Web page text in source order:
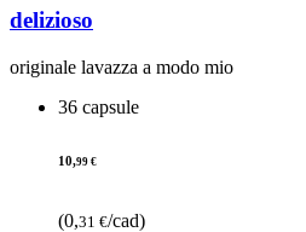
delizioso
originale lavazza a modo mio
36 capsule
10,99 €
(0,31 €/cad)